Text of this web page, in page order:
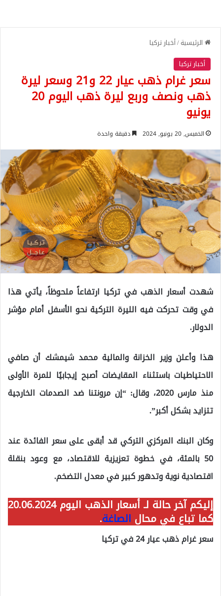
الرئيسية/أخبار تركيا
أخبار تركيا
سعر غرام ذهب عيار 22 و21 وسعر ليرة
ذهب ونصف وربع ليرة ذهب اليوم 20
يونيو
الخميس, 20 يونيو, 2024 دقيقة واحدة
شهدت أسعار الذهب في تركيا ارتفاعاً ملحوظاً، يأتي هذا
في وقت تحركت فيه الليرة التركية نحو الأسفل أمام مؤشر
الدولار.
هذا وأعلن وزير الخزانة والمالية محمد شيمشك أن صافي
الاحتياطيات باستثناء المقايضات أصبح إيجابيًا للمرة الأولى
منذ مارس 2020، وقال: “إن مرونتنا ضد الصدمات الخارجية
تتزايد بشكل أكبر”.
وكان البنك المركزي التركي قد أبقى على سعر الفائدة عند
50 بالمئة، في خطوة تعزيزية للاقتصاد، مع وعود بنقلة
اقتصادية نوية وتدهور كبير في معدل التضخم.
إليكم آخر حالة لـ أسعار الذهب اليوم 20.06.2024
كما تباع في محال الصاغة.
سعر غرام ذهب عيار 24 في تركيا